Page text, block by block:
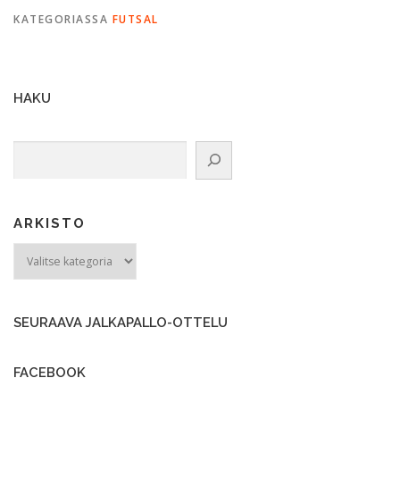
KATEGORIASSA FUTSAL
HAKU
ARKISTO
SEURAAVA JALKAPALLO-OTTELU
FACEBOOK